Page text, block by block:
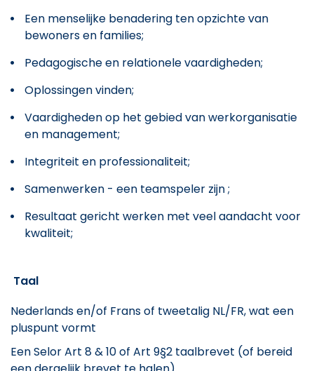
Een menselijke benadering ten opzichte van
bewoners en families;
Pedagogische en relationele vaardigheden;
Oplossingen vinden;
Vaardigheden op het gebied van werkorganisatie
en management;
Integriteit en professionaliteit;
Samenwerken - een teamspeler zijn ;
Resultaat gericht werken met veel aandacht voor
kwaliteit;
Taal
Nederlands en/of Frans of tweetalig NL/FR, wat een
pluspunt vormt
Een Selor Art 8 & 10 of Art 9§2 taalbrevet (of bereid